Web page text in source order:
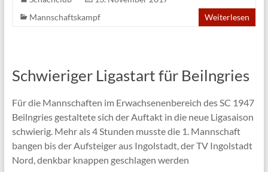
Mannschaftskampf
Weiterlesen
Schwieriger Ligastart für Beilngries
Für die Mannschaften im Erwachsenenbereich des SC 1947
Beilngries gestaltete sich der Auftakt in die neue Ligasaison
schwierig. Mehr als 4 Stunden musste die 1. Mannschaft
bangen bis der Aufsteiger aus Ingolstadt, der TV Ingolstadt
Nord, denkbar knappen geschlagen werden